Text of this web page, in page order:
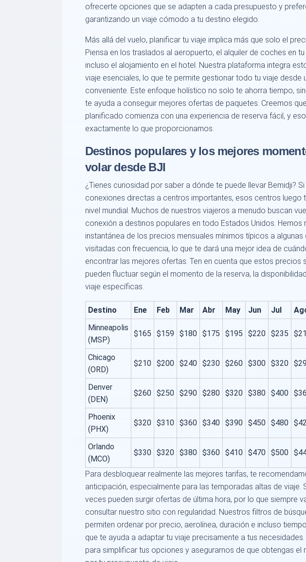
ofrecerte opciones que se adapten a cada presupuesto y
garantizando un viaje cómodo a tu destino elegido.
Más allá del vuelo, planificar tu viaje implica más que solo el
Piensa en los traslados al aeropuerto, el alquiler de coches en
incluso el alojamiento en el hotel. Nuestra plataforma integra
viaje esenciales, lo que te permite gestionar todo tu viaje desde
conveniente. Este enfoque holístico no solo te ahorra tiempo,
te ayuda a conseguir mejores ofertas de paquetes. Creemos
planificado comienza con una experiencia de reserva fácil, y
exactamente lo que proporcionamos.
Destinos populares y los mejores
volar desde BJI
¿Tienes curiosidad por saber a dónde te puede llevar Bemidji?
conexiones directas a centros importantes, esos centros luego
nivel mundial. Muchos de nuestros viajeros a menudo buscan
conexión a destinos populares en todo Estados Unidos. Hemos
instantánea de los precios mensuales mínimos típicos a algunas
visitadas con frecuencia, lo que te dará una mejor idea de
encontrar las mejores ofertas. Ten en cuenta que estos precios
pueden fluctuar según el momento de la reserva, la
viaje específicas.
Destino Ene Feb Mar Abr May Jun Jul
Minneapolis
(MSP)
$165 $159 $180 $175 $195 $220 $235
Chicago
(ORD)
$210 $200 $240 $230 $260 $300 $320
Denver
(DEN)
$260 $250 $290 $280 $320 $380 $400
Phoenix
(PHX)
$320 $310 $360 $340 $390 $450 $480
Orlando
(MCO)
$330 $320 $380 $360 $410 $470 $500
Para desbloquear realmente las mejores tarifas, te
anticipación, especialmente para las temporadas altas de viaje.
veces pueden surgir ofertas de última hora, por lo que siempre
consultar nuestro sitio con regularidad. Nuestros filtros de
permiten ordenar por precio, aerolínea, duración e incluso
que te ayuda a adaptar tu viaje precisamente a tus
para simplificar tus opciones y asegurarnos de que obtengas el